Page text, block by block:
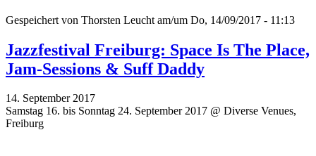
Gespeichert von Thorsten Leucht am/um Do, 14/09/2017 - 11:13
Jazzfestival Freiburg: Space Is The Place,
Jam-Sessions & Suff Daddy
14. September 2017
Samstag 16. bis Sonntag 24. September 2017 @ Diverse Venues,
Freiburg